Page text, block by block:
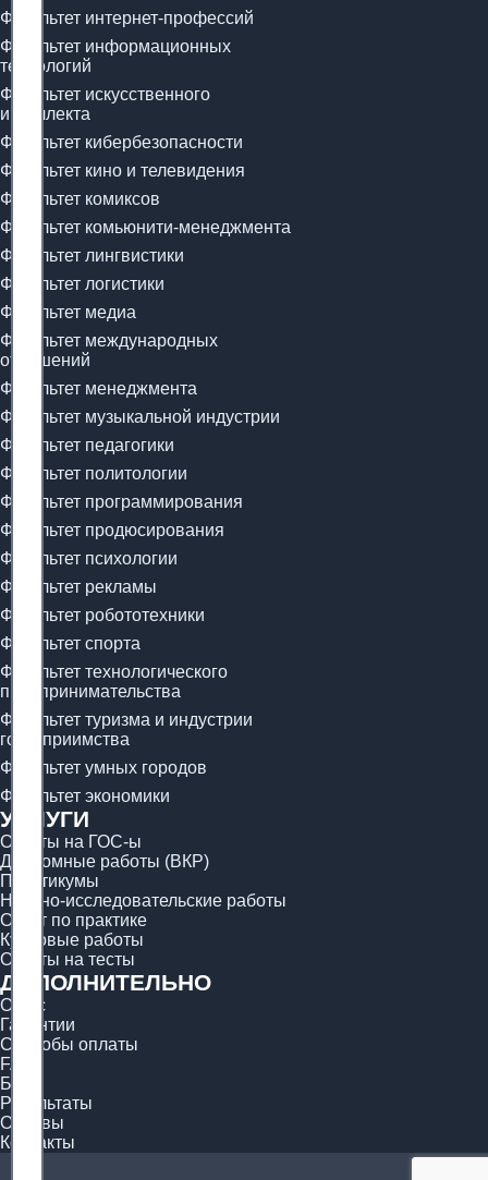
Факультет интернет-профессий
Факультет информационных
технологий
Факультет искусственного
интеллекта
Факультет кибербезопасности
Факультет кино и телевидения
Факультет комиксов
Факультет комьюнити-менеджмента
Факультет лингвистики
Факультет логистики
Факультет медиа
Факультет международных
отношений
Факультет менеджмента
Факультет музыкальной индустрии
Факультет педагогики
Факультет политологии
Факультет программирования
Факультет продюсирования
Факультет психологии
Факультет рекламы
Факультет робототехники
Факультет спорта
Факультет технологического
предпринимательства
Факультет туризма и индустрии
гостеприимства
Факультет умных городов
Факультет экономики
УСЛУГИ
Ответы на ГОС-ы
Дипломные работы (ВКР)
Практикумы
Научно-исследовательские работы
Отчёт по практике
Курсовые работы
Ответы на тесты
ДОПОЛНИТЕЛЬНО
О нас
Гарантии
Способы оплаты
FAQ
Блог
Результаты
Отзывы
Контакты